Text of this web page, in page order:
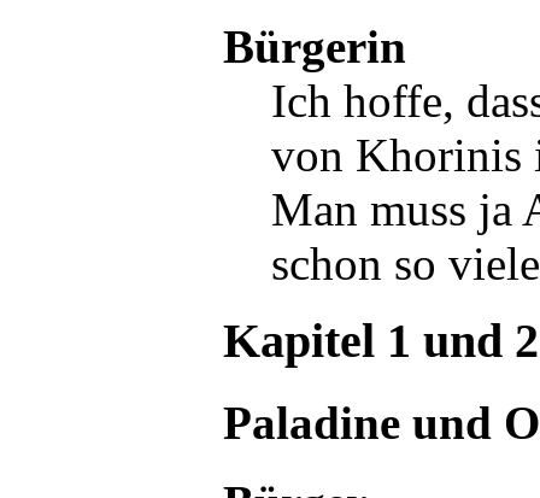
Bürgerin
Ich hoffe,
von Khorinis
Man muss ja
schon so
Kapitel 1 und 2
Paladine und